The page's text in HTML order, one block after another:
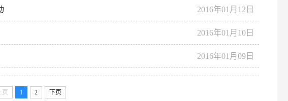
2016年01月12日
2016年01月10日
2016年01月09日
页 1 2 下页